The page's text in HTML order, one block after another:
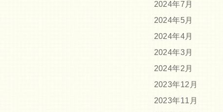
2024年7月
2024年5月
2024年4月
2024年3月
2024年2月
2023年12月
2023年11月